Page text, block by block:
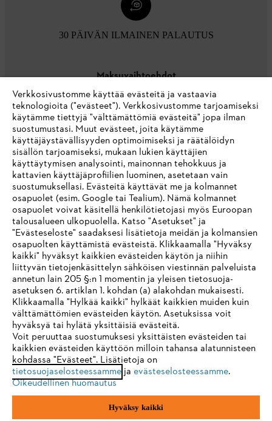
30 PÄIVÄN ILMAINEN PALAUTUS
Maksuvaihtoehdot
Yritys
STIHL FAQ
Palvelut
Yleiset ehdot Tietosuojakäytäntö Impressum
Evästeet Takuuehdot Oikeudelliset tiedot
IHR BROWSER WIRD NICHT
UNTERSTÜTZT
Sie nutzen einen Browser, den wir noch nicht unterstützen. Für
eine optimale Nutzung unserer Seite empfehlen wir Ihnen, zu
einem der folgenden Browser zu wechseln:
Firefox Chrome
Verkkosivustomme käyttää evästeitä ja vastaavia
teknologioita ("evästeet"). Verkkosivustomme tarjoamiseksi
käytämme tiettyjä "välttämättömiä evästeitä" jopa ilman
suostumustasi. Muut evästeet, joita käytämme
käyttäjäystävällisyyden optimoimiseksi ja räätälöidyn
sisällön tarjoamiseksi, mukaan lukien käyttäjien
käyttäytymisen analysointi, mainonnan tehokkuus ja
kattavien käyttäjäprofiilien luominen, asetetaan vain
suostumuksellasi. Evästeitä käyttävät me ja kolmannet
osapuolet (esim. Google tai Tealium). Nämä kolmannet
osapuolet voivat käsitellä henkilötietojasi myös Euroopan
talousalueen ulkopuolella. Katso "Asetukset" ja
"Evästeseloste" saadaksesi lisätietoja meidän ja kolmansien
osapuolten käyttämistä evästeistä. Klikkaamalla "Hyväksy
kaikki" hyväksyt kaikkien evästeiden käytön ja niihin
liittyvän tietojenkäsittelyn sähköisen viestinnän palveluista
annetun lain 205 §:n 1 momentin ja yleisen tietosuoja-
asetuksen 6. artiklan 1. kohdan (a) alakohdan mukaisesti.
Klikkaamalla "Hylkää kaikki" hylkäät kaikkien muiden kuin
välttämättömien evästeiden käytön. Asetuksissa voit
hyväksyä tai hylätä yksittäisiä evästeitä.
Voit peruuttaa suostumuksesi yksittäisten evästeiden tai
kaikkien evästeiden käyttöön milloin tahansa alatunnisteen
kohdassa "Evästeet". Lisätietoja on
tietosuojaselosteessammeja evästeselosteessamme.
Oikeudellinen huomautus
Hyväksy kaikki